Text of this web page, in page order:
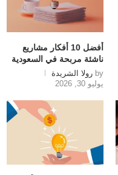
أفضل 10 أفكار مشاريع
ناشئة مربحة في السعودية
by رولا الشريدة
يوليو 30, 2026